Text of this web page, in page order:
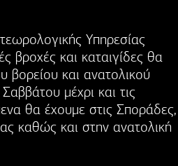
Υπηρεσίας
βροχές και καταιγίδες θα
και ανατολικού
μέχρι και τις
θα έχουμε στις Σποράδες,
καθώς και στην ανατολική